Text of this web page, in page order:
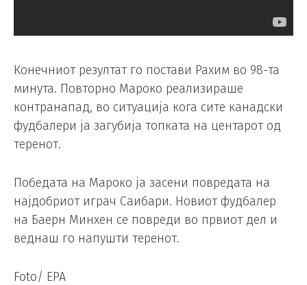
Конечниот резултат го постави Рахим во 98-та
минута. Повторно Мароко реализираше
контранапад, во ситуација кога сите канадски
фудбалери ја загубија топката на центарот од
теренот.
Победата на Мароко ја засени повредата на
најдобриот играч Саибари. Новиот фудбалер
на Баерн Минхен се повреди во првиот дел и
веднаш го напушти теренот.
Foto/ EPA